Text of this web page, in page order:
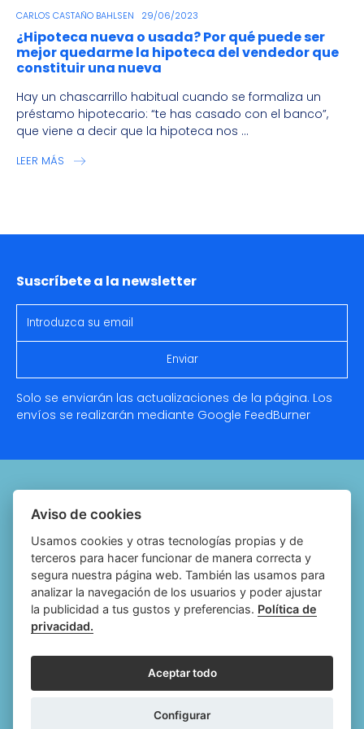
CARLOS CASTAÑO BAHLSEN 29/06/2023
¿Hipoteca nueva o usada? Por qué puede ser
mejor quedarme la hipoteca del vendedor que
constituir una nueva
Hay un chascarrillo habitual cuando se formaliza un
préstamo hipotecario: “te has casado con el banco”,
que viene a decir que la hipoteca nos ...
LEER MÁS
Suscríbete a la newsletter
Solo se enviarán las actualizaciones de la página. Los
envíos se realizarán mediante Google FeedBurner
Política de cookies
Política de privacidad
Aviso legal
Configurar cookies
Aviso de cookies
Usamos cookies y otras tecnologías propias y de
terceros para hacer funcionar de manera correcta y
segura nuestra página web. También las usamos para
analizar la navegación de los usuarios y poder ajustar
la publicidad a tus gustos y preferencias. Política de
privacidad.
Aceptar todo
Configurar